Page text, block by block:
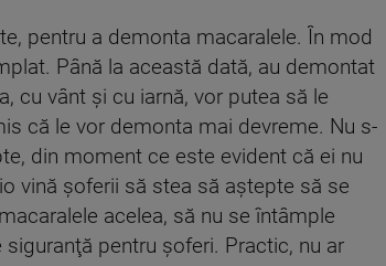
pentru a demonta macaralele. În mod
Până la această dată, au demontat
cu vânt şi cu iarnă, vor putea să le
că le vor demonta mai devreme. Nu s-
din moment ce este evident că ei nu
vină şoferii să stea să aştepte să se
acelea, să nu se întâmple
pentru şoferi. Practic, nu ar